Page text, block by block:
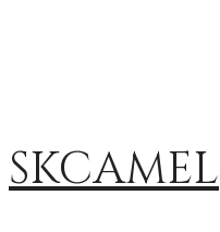
SKCAMEL